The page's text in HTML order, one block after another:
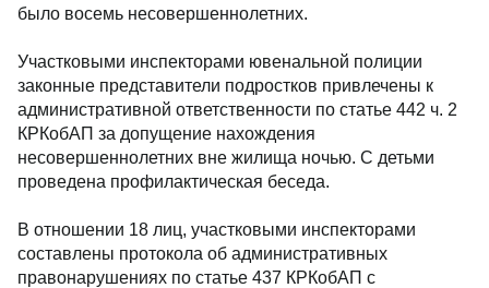
было восемь несовершеннолетних.
Участковыми инспекторами ювенальной полиции
законные представители подростков привлечены к
административной ответственности по статье 442 ч. 2
КРКобАП за допущение нахождения
несовершеннолетних вне жилища ночью. С детьми
проведена профилактическая беседа.
В отношении 18 лиц, участковыми инспекторами
составлены протокола об административных
правонарушениях по статье 437 КРКобАП с